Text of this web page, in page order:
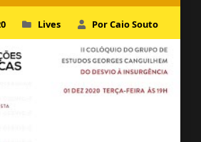
Lives Por Caio Souto